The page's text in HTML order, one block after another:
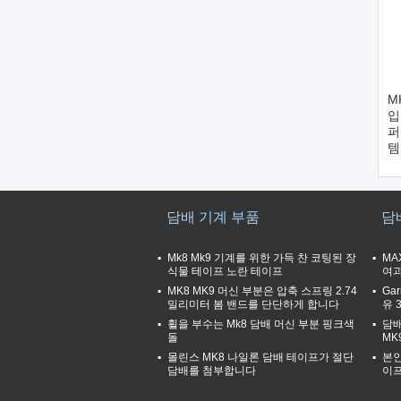
템
담배 기계 부품
Mk8 Mk9 기계를 위한 가득 찬 코팅된 장
식물 테이프 노란 테이프
MK8 MK9 머신 부분은 압축 스프링 2.74
밀리미터 봄 밴드를 단단하게 합니다
휠을 부수는 Mk8 담배 머신 부분 핑크색
돌
몰린스 MK8 나일론 담배 테이프가 절단
담배를 첨부합니다
담
여
유
담
본
이